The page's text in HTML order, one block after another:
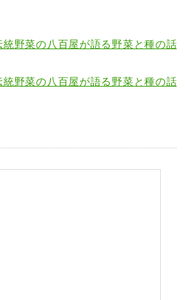
統野菜の八百屋が語る野菜と種の話
統野菜の八百屋が語る野菜と種の話